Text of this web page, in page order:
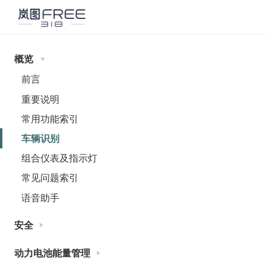
概览
前言
重要说明
常用功能索引
车辆识别
组合仪表及指示灯
常见问题索引
语音助手
安全
动力电池能量管理